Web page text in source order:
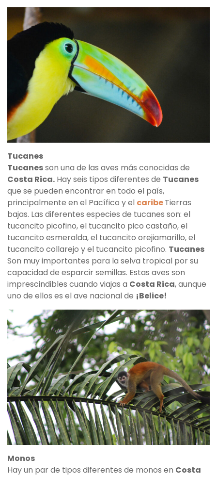
Tucanes
Tucanesson una de las aves más conocidas de
Costa Rica. Hay seis tipos diferentes de Tucanes
que se pueden encontrar en todo el país,
principalmente en el Pacífico y el caribeTierras
bajas. Las diferentes especies de tucanes son: el
tucancito picofino, el tucancito pico castaño, el
tucancito esmeralda, el tucancito orejiamarillo, el
tucancito collarejo y el tucancito picofino. Tucanes
Son muy importantes para la selva tropical por su
capacidad de esparcir semillas. Estas aves son
imprescindibles cuando viajas a Costa Rica, aunque
uno de ellos es el ave nacional de ¡Belice!
Monos
Hay un par de tipos diferentes de monos en Costa